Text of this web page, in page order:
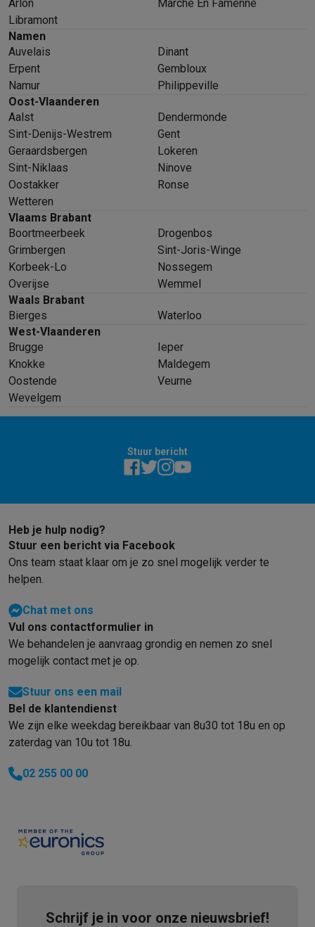
Arlon
Marche En Famenne
Libramont
Namen
Auvelais
Dinant
Erpent
Gembloux
Namur
Philippeville
Oost-Vlaanderen
Aalst
Dendermonde
Sint-Denijs-Westrem
Gent
Geraardsbergen
Lokeren
Sint-Niklaas
Ninove
Oostakker
Ronse
Wetteren
Vlaams Brabant
Boortmeerbeek
Drogenbos
Grimbergen
Sint-Joris-Winge
Korbeek-Lo
Nossegem
Overijse
Wemmel
Waals Brabant
Bierges
Waterloo
West-Vlaanderen
Brugge
Ieper
Knokke
Maldegem
Oostende
Veurne
Wevelgem
Stuur bericht
Heb je hulp nodig?
Stuur een bericht via Facebook
Ons team staat klaar om je zo snel mogelijk verder te
helpen.
Chat met ons
Vul ons contactformulier in
We behandelen je aanvraag grondig en nemen zo snel
mogelijk contact met je op.
Stuur ons een mail
Bel de klantendienst
We zijn elke weekdag bereikbaar van 8u30 tot 18u en op
zaterdag van 10u tot 18u.
02 255 00 00
Schrijf je in voor onze nieuwsbrief!